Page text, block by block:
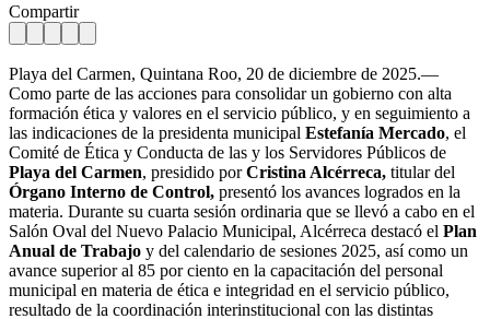
Compartir
Playa del Carmen, Quintana Roo, 20 de diciembre de 2025.—
Como parte de las acciones para consolidar un gobierno con alta
formación ética y valores en el servicio público, y en seguimiento a
las indicaciones de la presidenta municipal Estefanía Mercado, el
Comité de Ética y Conducta de las y los Servidores Públicos de
Playa del Carmen, presidido porCristina Alcérreca, titular del
Órgano Interno de Control, presentó los avances logrados en la
materia. Durante su cuarta sesión ordinaria que se llevó a cabo en el
Salón Oval del Nuevo Palacio Municipal, Alcérreca destacó el Plan
Anual de Trabajo y del calendario de sesiones 2025, así como un
avance superior al 85 por ciento en la capacitación del personal
municipal en materia de ética e integridad en el servicio público,
resultado de la coordinación interinstitucional con las distintas